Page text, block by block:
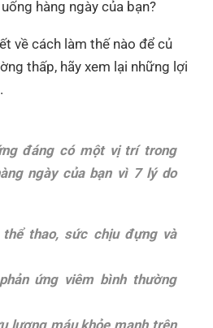
hàng ngày của bạn?
về cách làm thế nào để củ
thấp, hãy xem lại những lợi
đáng có một vị trí trong
ngày của bạn vì 7 lý do
thao, sức chịu đựng và
ứng viêm bình thường
lượng máu khỏe mạnh trên